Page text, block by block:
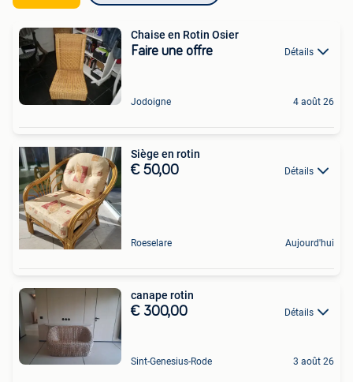
Chaise en Rotin Osier
Faire une offre Détails
Jodoigne 4 août 26
Siège en rotin
€ 50,00 Détails
Roeselare Aujourd'hui
canape rotin
€ 300,00 Détails
Sint-Genesius-Rode 3 août 26